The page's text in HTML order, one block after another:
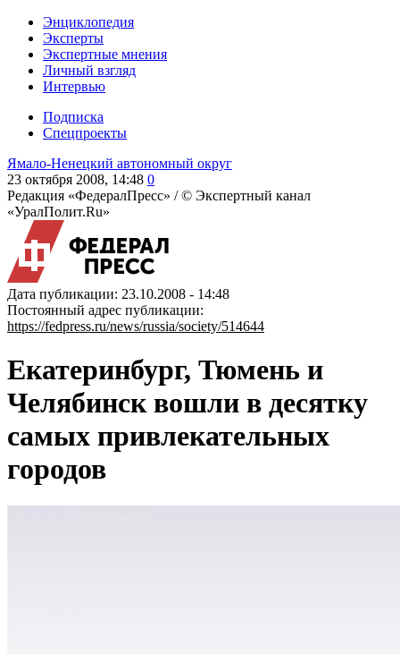
Энциклопедия
Эксперты
Экспертные мнения
Личный взгляд
Интервью
Подписка
Спецпроекты
Ямало-Ненецкий автономный округ
23 октября 2008, 14:48 0
Редакция «ФедералПресс» /© Экспертный канал
«УралПолит.Ru»
Дата публикации: 23.10.2008 - 14:48
Постоянный адрес публикации:
https://fedpress.ru/news/russia/society/514644
Екатеринбург, Тюмень и
Челябинск вошли в десятку
самых привлекательных
городов